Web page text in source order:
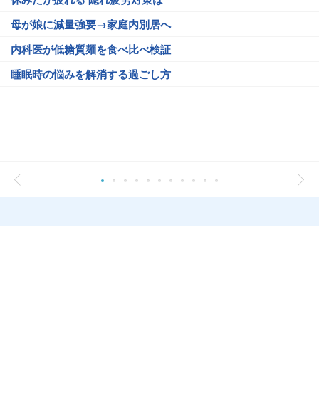
母が娘に減量強要→家庭内別居へ
内科医が低糖質麺を食べ比べ検証
睡眠時の悩みを解消する過ごし方